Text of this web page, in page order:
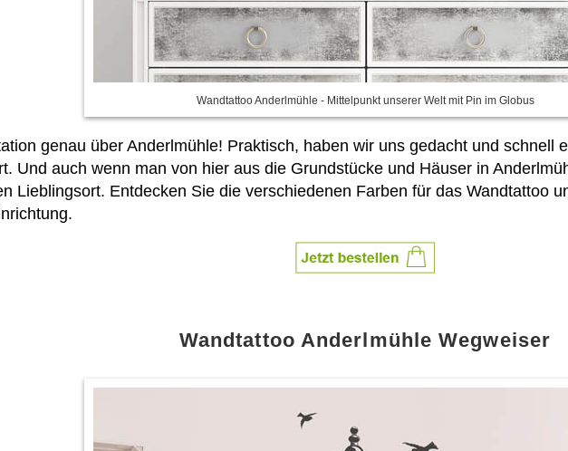
Wandtattoo Anderlmühle - Mittelpunkt unserer Welt mit Pin im Globus
genau über Anderlmühle! Praktisch, haben wir uns gedacht und schnell
Und auch wenn man von hier aus die Grundstücke und Häuser in
Lieblingsort. Entdecken Sie die verschiedenen Farben für das Wandtattoo
Wandtattoo Anderlmühle Wegweiser